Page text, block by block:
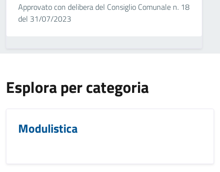
Approvato con delibera del Consiglio Comunale n. 18
del 31/07/2023
Esplora per categoria
Modulistica